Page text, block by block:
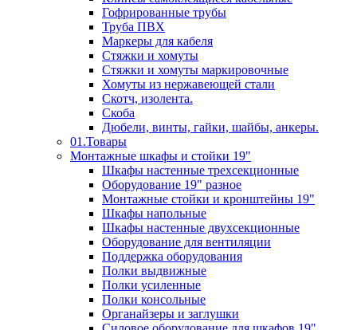
Гофрированные трубы
Труба ПВХ
Маркеры для кабеля
Стяжки и хомуты
Стяжки и хомуты маркировочные
Хомуты из нержавеющей стали
Скотч, изолента.
Скоба
Дюбели, винты, гайки, шайбы, анкеры.
01.Товары
Монтажные шкафы и стойки 19"
Шкафы настенные трехсекционные
Оборудование 19" разное
Монтажные стойки и кронштейны 19"
Шкафы напольные
Шкафы настенные двухсекционные
Оборудование для вентиляции
Поддержка оборудования
Полки выдвижные
Полки усиленные
Полки консольные
Органайзеры и заглушки